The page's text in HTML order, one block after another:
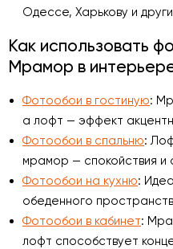
Одессе, Харькову и
Как использовать
Мрамор в
Фотообои в гостиную:
а лофт — эффект
Фотообои в спальню:
мрамор — спокойствия и
Фотообои на кухню:
обеденного
Фотообои в кабинет:
лофт способствует